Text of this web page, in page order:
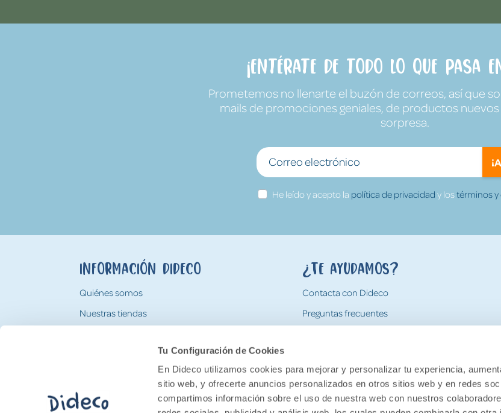
Tu Configuración de Cookies
En Dideco utilizamos cookies para mejorar y personalizar tu experiencia,
sitio web, y ofrecerte anuncios personalizados en otros sitios web y en redes
compartimos información sobre el uso de nuestra web con nuestros
¡Entérate de todo lo que pasa
Prometemos no llenarte el buzón de correos, así que
mails de promociones geniales, de productos nuevos
sorpresa.
He leído y acepto la política de privacidad y lostérminos
Información Dideco
Quiénes somos
Nuestras tiendas
Tarjeta Regalo Dideco
¿Te ayudamos?
Contacta con Dideco
Preguntas frecuentes
Devoluciones